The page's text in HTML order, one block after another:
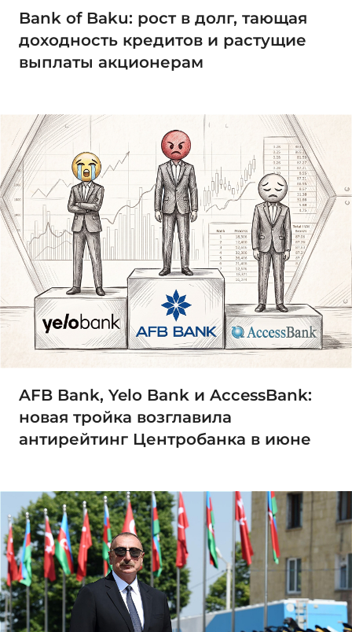
Bank of Baku: рост в долг, тающая
доходность кредитов и растущие
выплаты акционерам
AFB Bank, Yelo Bank и AccessBank:
новая тройка возглавила
антирейтинг Центробанка в июне